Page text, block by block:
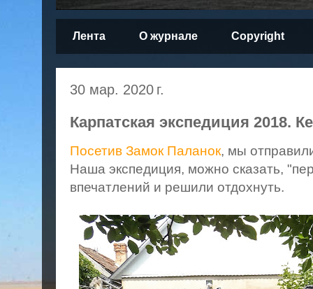
Лента О журнале Copyright
30 мар. 2020 г.
Карпатская экспедиция 2018.
Посетив Замок Паланок, мы
Наша экспедиция, можно сказать,
впечатлений и решили отдохнуть.